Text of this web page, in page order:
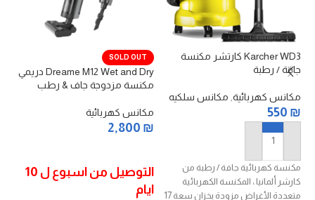
Karcher WD3 كارتشر مكنسة
جافة / رطبة
مكانس كهربائية مكانس سلكيه
550 ₪
إضافة إلى السلة
مكنسة كهربائية جافة / رطبة من
كارشر ألمانيا ، المكنسة الكهربائية
متعددة الأغراض مزودة بخزان سعة 17
SOLD OUT
Dreame M12 Wet and Dry دريمي
مكنسة مزدوجة جاف & رطب
مكانس كهربائية
2,800 ₪
التوصيل من اسبوع ل 10
ايام